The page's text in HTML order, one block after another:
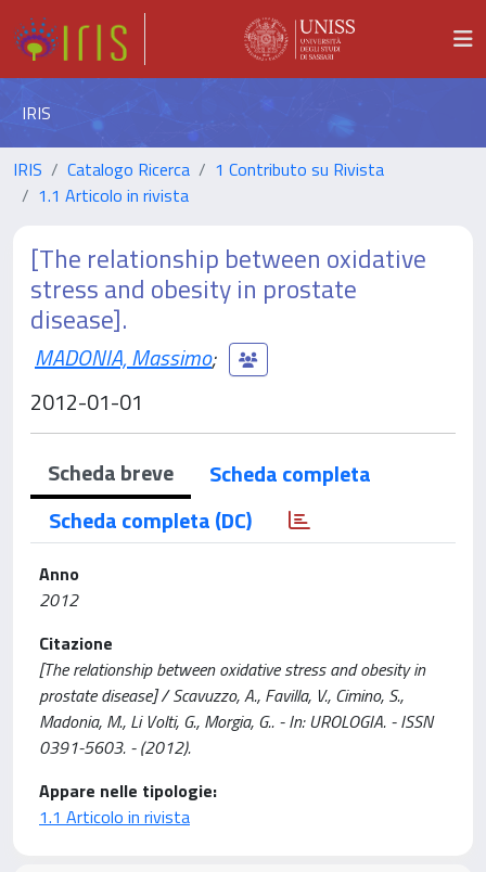
IRIS
IRIS Catalogo Ricerca
1 Contributo su Rivista
1.1 Articolo in rivista
[The relationship between oxidative
stress and obesity in prostate
disease].
MADONIA, Massimo;
2012-01-01
Scheda breve
Scheda completa
Scheda completa (DC)
Anno
2012
Citazione
[The relationship between oxidative stress and obesity in
prostate disease] / Scavuzzo, A., Favilla, V., Cimino, S.,
Madonia, M., Li Volti, G., Morgia, G.. - In: UROLOGIA. - ISSN
0391-5603. - (2012).
Appare nelle tipologie:
1.1 Articolo in rivista